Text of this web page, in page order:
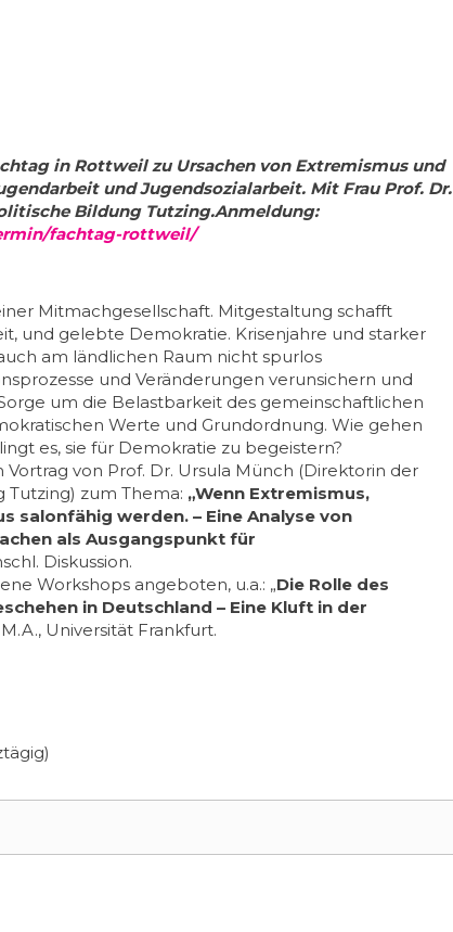
in Rottweil zu Ursachen von Extremismus und
und Jugendsozialarbeit. Mit Frau Prof. Dr.
Bildung Tutzing.Anmeldung:
fachtag-rottweil/
Mitmachgesellschaft. Mitgestaltung schafft
und gelebte Demokratie. Krisenjahre und starker
am ländlichen Raum nicht spurlos
und Veränderungen verunsichern und
um die Belastbarkeit des gemeinschaftlichen
Werte und Grundordnung. Wie gehen
es, sie für Demokratie zu begeistern?
von Prof. Dr. Ursula Münch (Direktorin der
zum Thema: „Wenn Extremismus,
salonfähig werden. – Eine Analyse von
als Ausgangspunkt für
Diskussion.
Workshops angeboten, u.a.: „Die Rolle des
in Deutschland – Eine Kluft in der
Universität Frankfurt.